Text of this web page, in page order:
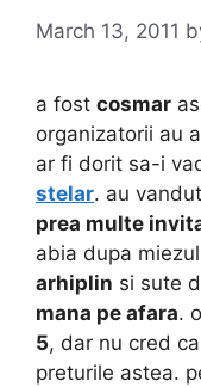
March 13, 2011
a fost cosmar
organizatorii au
ar fi dorit sa-i
stelar. au vandut
prea multe
abia dupa
arhiplin si sute
mana pe afara.
5, dar nu cred
preturile astea.